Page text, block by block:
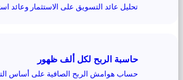
تحليل عائد التسويق على الاستثمار وعائد
حاسبة الربح لكل ألف ظهور
حساب هوامش الربح الصافية على أساس